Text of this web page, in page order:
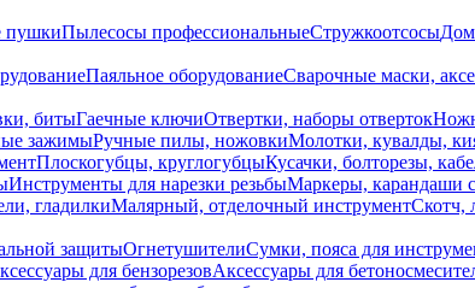
пушкиПылесосы профессиональныеСтружкоотсосы
Паяльное оборудованиеСварочные маски,
битыГаечные ключиОтвертки, наборы отверток
зажимыРучные пилы, ножовкиМолотки, кувалды,
Плоскогубцы, круглогубцыКусачки, болторезы,
Инструменты для нарезки резьбыМаркеры, карандаши
гладилкиМалярный, отделочный инструментСкотч,
защитыОгнетушителиСумки, пояса для
для бензорезовАксессуары для